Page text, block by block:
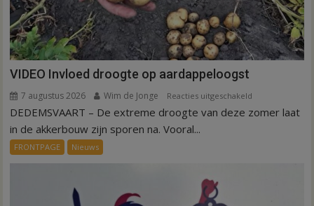
VIDEO Invloed droogte op aardappeloogst
7 augustus 2026 Wim de Jonge Reacties uitgeschakeld
VIDEO
DEDEMSVAART – De extreme droogte van deze zomer laat
in de akkerbouw zijn sporen na. Vooral...
FRONTPAGE Nieuws